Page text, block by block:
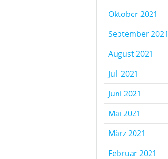
Oktober 2021
September 2021
August 2021
Juli 2021
Juni 2021
Mai 2021
März 2021
Februar 2021